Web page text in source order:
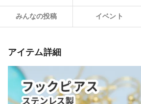
みんなの投稿 イベント
アイテム詳細